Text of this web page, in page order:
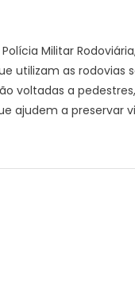
Militar
utilizam as rodovias
voltadas a pedestres,
ajudem a preservar